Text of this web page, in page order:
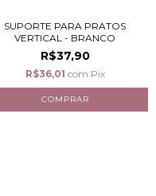
SUPORTE PARA PRATOS
VERTICAL - BRANCO
R$37,90
R$36,01 com Pix